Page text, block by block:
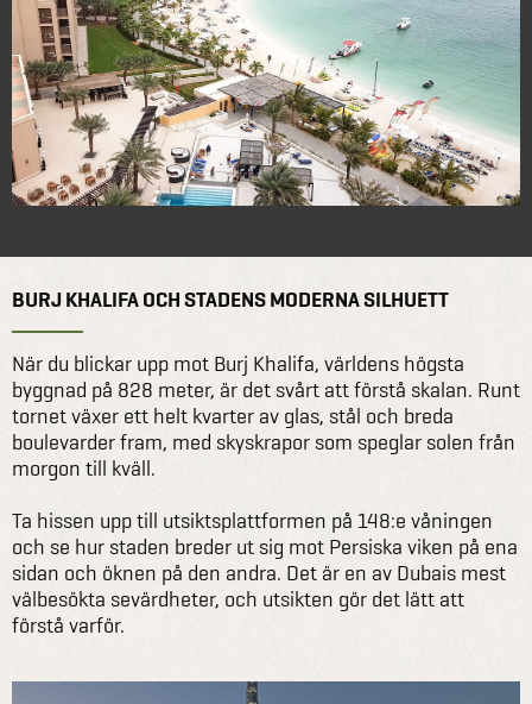
BURJ KHALIFA OCH STADENS MODERNA SILHUETT
När du blickar upp mot Burj Khalifa, världens högsta
byggnad på 828 meter, är det svårt att förstå skalan. Runt
tornet växer ett helt kvarter av glas, stål och breda
boulevarder fram, med skyskrapor som speglar solen från
morgon till kväll.
Ta hissen upp till utsiktsplattformen på 148:e våningen
och se hur staden breder ut sig mot Persiska viken på ena
sidan och öknen på den andra. Det är en av Dubais mest
välbesökta sevärdheter, och utsikten gör det lätt att
förstå varför.